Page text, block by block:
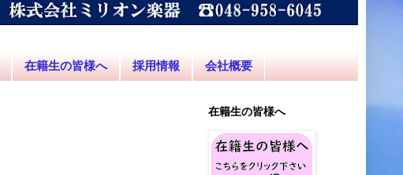
在籍生の皆様へ 採用情報 会社概要
在籍生の皆様へ